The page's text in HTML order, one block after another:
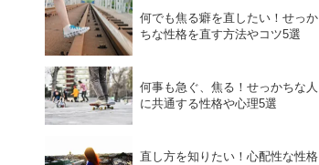
何でも焦る癖を直したい！せっか
ちな性格を直す方法やコツ5選
何事も急ぐ、焦る！せっかちな人
に共通する性格や心理5選
直し方を知りたい！心配性な性格